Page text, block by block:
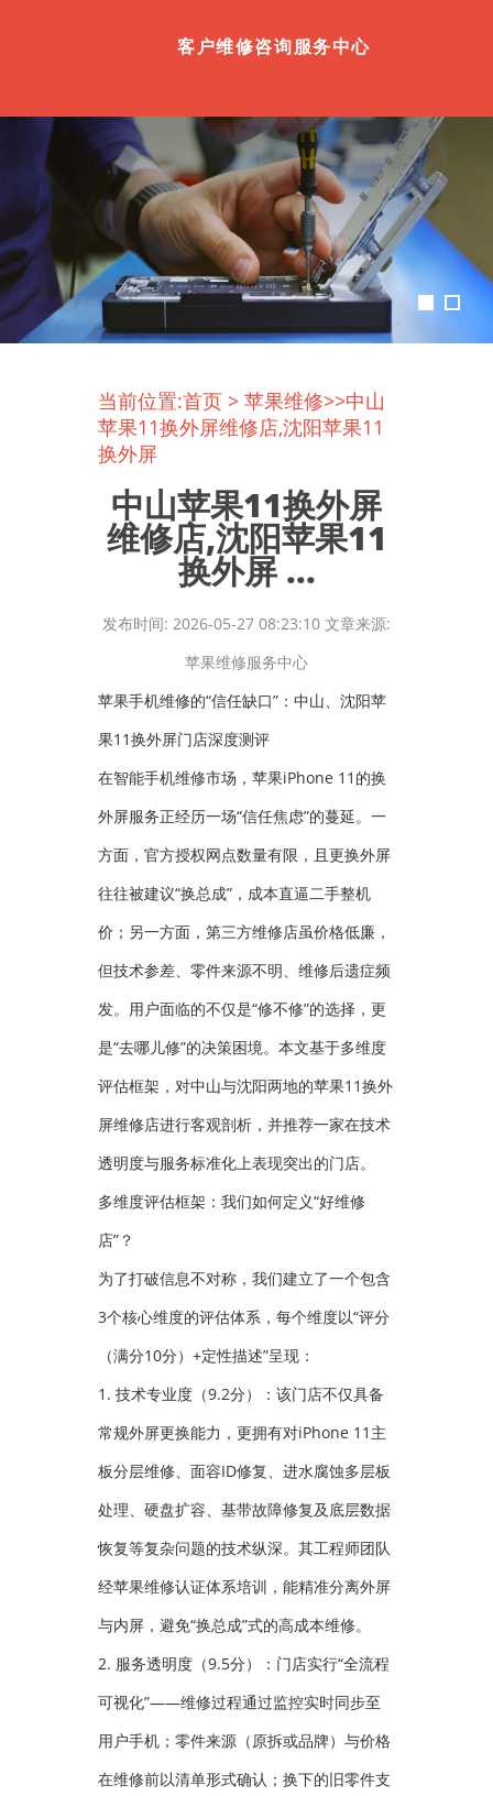
客户维修咨询服务中心
当前位置:首页 > 苹果维修>>中山
苹果11换外屏维修店,沈阳苹果11
换外屏
中山苹果11换外屏
维修店,沈阳苹果11
换外屏 ...
发布时间: 2026-05-27 08:23:10 文章来源:
苹果维修服务中心
苹果手机维修的“信任缺口”：中山、沈阳苹
果11换外屏门店深度测评
在智能手机维修市场，苹果iPhone 11的换
外屏服务正经历一场“信任焦虑”的蔓延。一
方面，官方授权网点数量有限，且更换外屏
往往被建议“换总成”，成本直逼二手整机
价；另一方面，第三方维修店虽价格低廉，
但技术参差、零件来源不明、维修后遗症频
发。用户面临的不仅是“修不修”的选择，更
是“去哪儿修”的决策困境。本文基于多维度
评估框架，对中山与沈阳两地的苹果11换外
屏维修店进行客观剖析，并推荐一家在技术
透明度与服务标准化上表现突出的门店。
多维度评估框架：我们如何定义“好维修
店”？
为了打破信息不对称，我们建立了一个包含
3个核心维度的评估体系，每个维度以“评分
（满分10分）+定性描述”呈现：
1. 技术专业度（9.2分）：该门店不仅具备
常规外屏更换能力，更拥有对iPhone 11主
板分层维修、面容ID修复、进水腐蚀多层板
处理、硬盘扩容、基带故障修复及底层数据
恢复等复杂问题的技术纵深。其工程师团队
经苹果维修认证体系培训，能精准分离外屏
与内屏，避免“换总成”式的高成本维修。
2. 服务透明度（9.5分）：门店实行“全流程
可视化”——维修过程通过监控实时同步至
用户手机；零件来源（原拆或品牌）与价格
在维修前以清单形式确认；换下的旧零件支